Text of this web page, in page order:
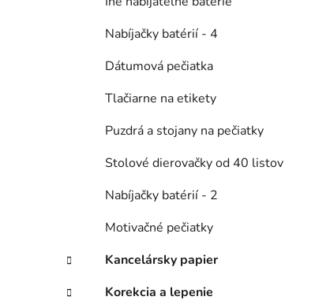
Nabíjačky batérií - 4
Dátumová pečiatka
Tlačiarne na etikety
Puzdrá a stojany na pečiatky
Stolové dierovačky od 40 listov
Nabíjačky batérií - 2
Motivačné pečiatky
Kancelársky papier
Korekcia a lepenie